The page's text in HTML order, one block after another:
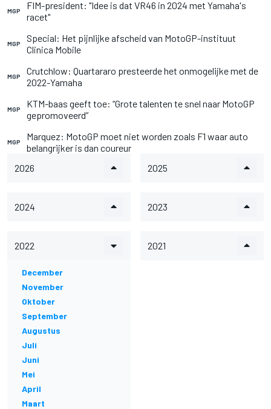
MGP
FIM-president: "Idee is dat VR46 in 2024 met Yamaha's
racet"
MGP
Special: Het pijnlijke afscheid van MotoGP-instituut
Clinica Mobile
MGP
Crutchlow: Quartararo presteerde het onmogelijke met de
2022-Yamaha
MGP
KTM-baas geeft toe: “Grote talenten te snel naar MotoGP
gepromoveerd”
MGP
Marquez: MotoGP moet niet worden zoals F1 waar auto
belangrijker is dan coureur
2026
2025
2024 2023
2022
December
November
Oktober
September
Augustus
Juli
Juni
Mei
April
Maart
2021